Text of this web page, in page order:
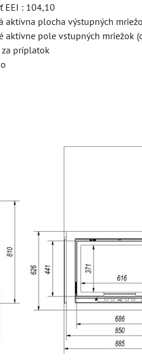
EEI : 104,10
aktívna plocha výstupných
aktívne pole vstupných mriežok
za príplatok